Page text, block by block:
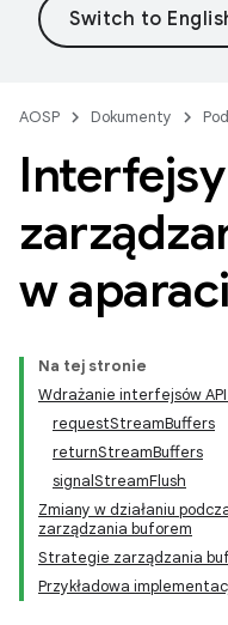
AOSP Dokumenty
w
Na tej stronie
Wdrażanie interfejsów
requestStreamBuffers
returnStreamBuffers
signalStreamFlush
Zmiany w działaniu
zarządzania buforem
Strategie zarządzania
Przykładowa